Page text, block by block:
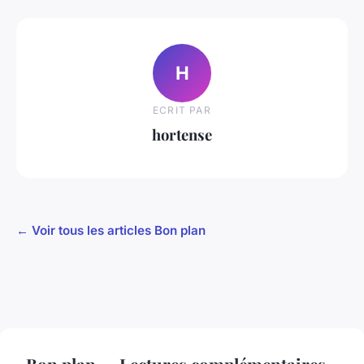
H
ECRIT PAR
hortense
← Voir tous les articles Bon plan